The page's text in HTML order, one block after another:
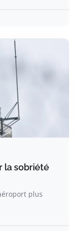
la sobriété
plus